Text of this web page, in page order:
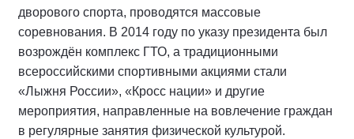
дворового спорта, проводятся массовые
соревнования. В 2014 году по указу президента был
возрождён комплекс ГТО, а традиционными
всероссийскими спортивными акциями стали
«Лыжня России», «Кросс нации» и другие
мероприятия, направленные на вовлечение граждан
в регулярные занятия физической культурой.